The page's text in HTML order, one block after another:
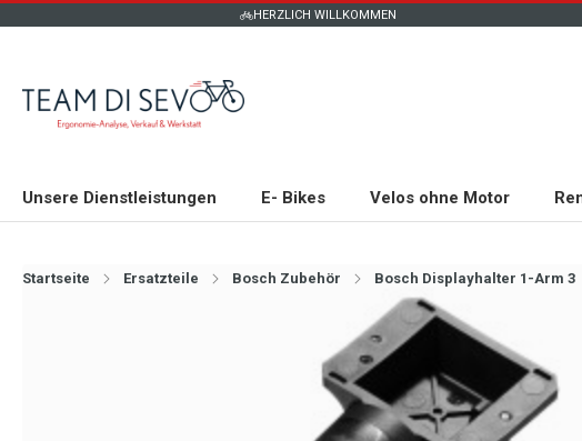
HERZLICH WILLKOMMEN
Unsere Dienstleistungen E- Bikes Velos ohne Motor
Startseite Ersatzteile Bosch Zubehör Bosch Displayhalter 1-Arm 3